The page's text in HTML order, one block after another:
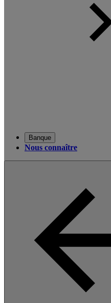
Banque
Nous connaître